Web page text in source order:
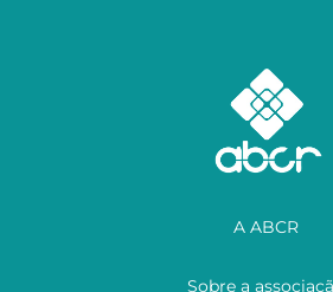
A ABCR
Sobre a